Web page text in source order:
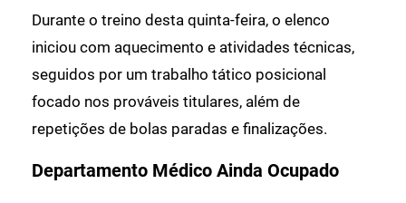
Durante o treino desta quinta-feira, o elenco
iniciou com aquecimento e atividades técnicas,
seguidos por um trabalho tático posicional
focado nos prováveis titulares, além de
repetições de bolas paradas e finalizações.
Departamento Médico Ainda Ocupado